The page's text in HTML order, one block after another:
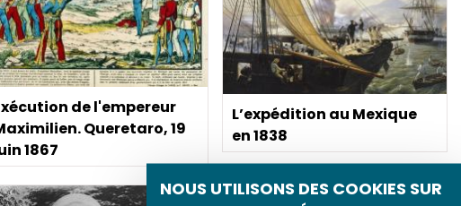
NOUS UTILISONS DES COOKIES SUR
de l'empereur
Queretaro, 19
1867
L’expédition au Mexique
en 1838